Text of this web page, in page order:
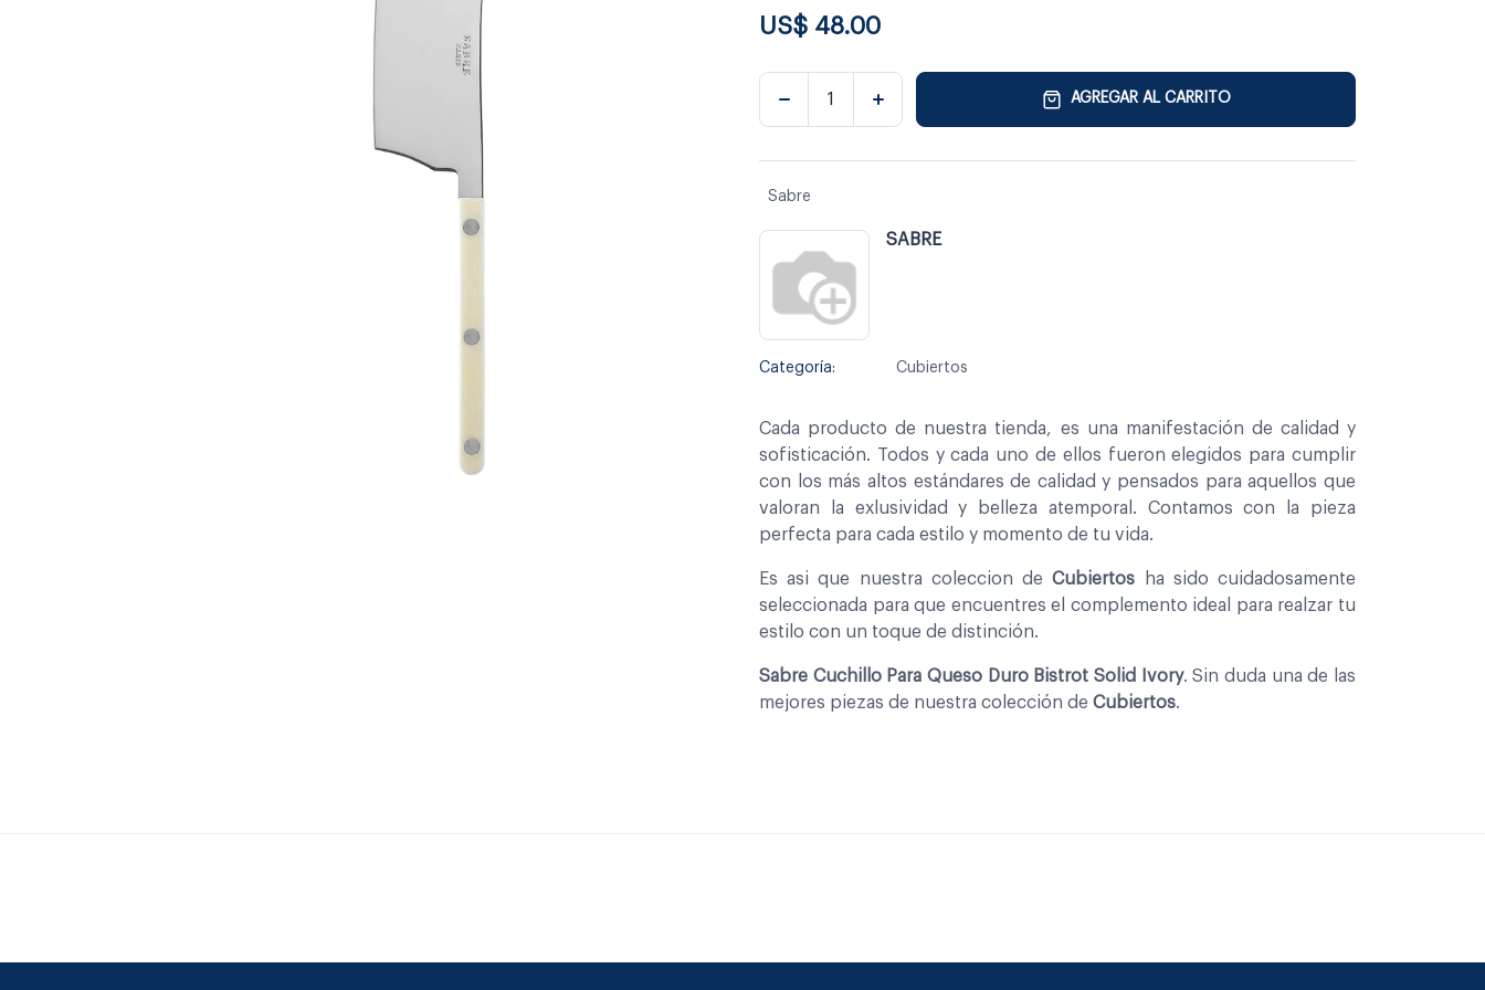
US$ 48.00
AGREGAR AL CARRITO
Sabre
SABRE
Categoría: Cubiertos
Cada producto de nuestra tienda, es una manifestación de calidad y
sofisticación. Todos y cada uno de ellos fueron elegidos para cumplir
con los más altos estándares de calidad y pensados para aquellos que
valoran la exlusividad y belleza atemporal. Contamos con la pieza
perfecta para cada estilo y momento de tu vida.
Es asi que nuestra coleccion deCubiertos ha sido cuidadosamente
seleccionada para que encuentres el complemento ideal para realzar tu
estilo con un toque de distinción.
Sabre Cuchillo Para Queso Duro Bistrot Solid Ivory. Sin duda una de las
mejores piezas de nuestra colección de Cubiertos.